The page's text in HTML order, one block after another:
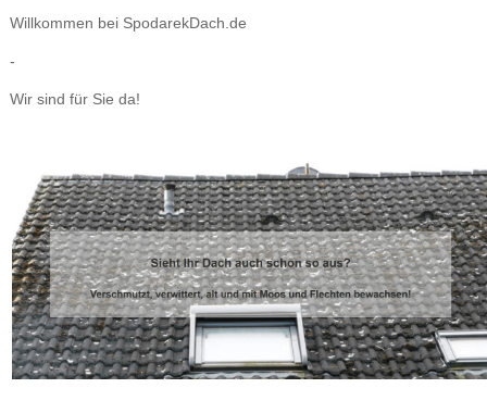
Willkommen bei SpodarekDach.de
-
Wir sind für Sie da!